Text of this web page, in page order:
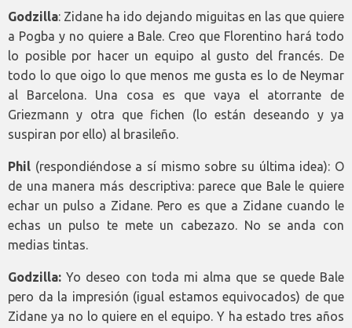
Godzilla: Zidane ha ido dejando miguitas en las que quiere
a Pogba y no quiere a Bale. Creo que Florentino hará todo
lo posible por hacer un equipo al gusto del francés. De
todo lo que oigo lo que menos me gusta es lo de Neymar
al Barcelona. Una cosa es que vaya el atorrante de
Griezmann y otra que fichen (lo están deseando y ya
suspiran por ello) al brasileño.
Phil (respondiéndose a sí mismo sobre su última idea): O
de una manera más descriptiva: parece que Bale le quiere
echar un pulso a Zidane. Pero es que a Zidane cuando le
echas un pulso te mete un cabezazo. No se anda con
medias tintas.
Godzilla:Yo deseo con toda mi alma que se quede Bale
pero da la impresión (igual estamos equivocados) de que
Zidane ya no lo quiere en el equipo. Y ha estado tres años